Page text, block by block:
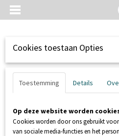
Cookies toestaan Opties
Toestemming Details
Op deze website worden
Cookies worden door ons gebruikt
van sociale media-functies en het